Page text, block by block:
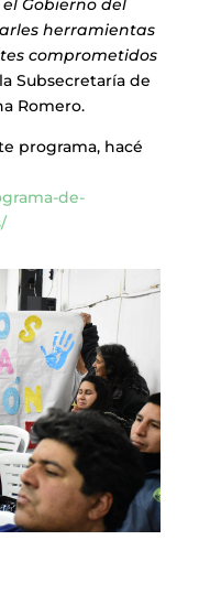
Gobierno del
herramientas
comprometidos
Subsecretaría de
Romero.
programa, hacé
de-